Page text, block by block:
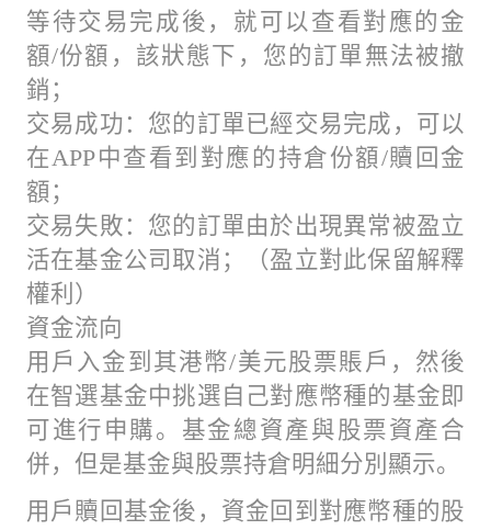
等待交易完成後，就可以查看對應的金
額/份額，該狀態下，您的訂單無法被撤
銷；
交易成功：您的訂單已經交易完成，可以
在APP中查看到對應的持倉份額/贖回金
額；
交易失敗：您的訂單由於出現異常被盈立
活在基金公司取消；（盈立對此保留解釋
權利）
資金流向
用戶入金到其港幣/美元股票賬戶，然後
在智選基金中挑選自己對應幣種的基金即
可進行申購。基金總資產與股票資產合
併，但是基金與股票持倉明細分別顯示。
用戶贖回基金後，資金回到對應幣種的股